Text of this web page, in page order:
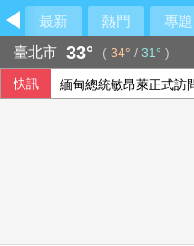
最新 熱門 專題
臺北市 33° ( 34° / 31° )
快訊 緬甸總統敏昂萊正式